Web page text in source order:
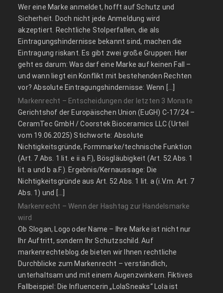
Wer eine Marke anmeldet, hofft auf Schutz und
Sicherheit. Doch nicht jede Anmeldung wird
akzeptiert. Rechtliche Stolperfallen, die als
Eintragungshindernisse bekannt sind, machen die
Eintragung riskant. Es gibt zwei große Gruppen: Hier
geht es darum: Was darf eine Marke auf keinen Fall –
und wann liegt ein Konflikt mit bestehenden Rechten
vor? Absolute Eintragungshindernisse: Wenn […]
Markenrecht – Entscheidungen der letzten 3 Monate
Gerichtshof der Europäischen Union (EuGH) C‑17/24 –
CeramTec GmbH / Coorstek Bioceramics LLC (Urteil
vom 19.06.2025) Stichworte: Absolute
Nichtigkeitsgründe, Formmarke/technische Funktion
(Art. 7 Abs. 1 lit. e ii a.F.), Bösgläubigkeit (Art. 52 Abs. 1
lit. a und b a.F.). Ergebnis/Kernaussage: Die
Nichtigkeitsgründe aus Art. 52 Abs. 1 lit. a (i.V.m. Art. 7
Abs. 1) und […]
Markenrecht – Wenn der Hashtag zur Handelsmarke
wird
Ob Slogan, Logo oder Name – Ihre Marke ist nicht nur
Ihr Auftritt, sondern Ihr Schutzschild. Auf
markenrechteblog.de bieten wir Ihnen rechtliche
Durchblicke zum Markenrecht – verständlich,
unterhaltsam und mit einem Augenzwinkern. Fiktives
Fallbeispiel: Die Influencerin „LolaSneaks“ Lola ist